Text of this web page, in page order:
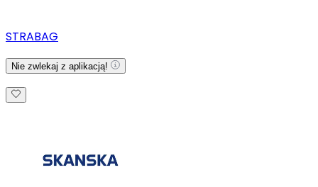
STRABAG
Nie zwlekaj z aplikacją!